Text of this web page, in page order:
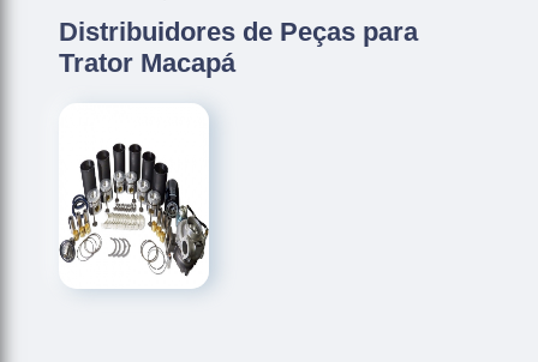
Distribuidores de Peças para
Trator Macapá